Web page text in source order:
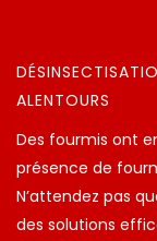
ALENTOURS
Des fourmis ont
présence de
N’attendez pas
des solutions